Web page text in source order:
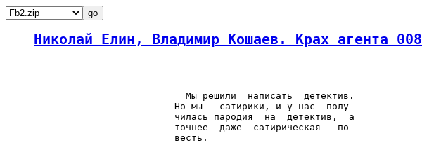
Николай Елин, Владимир Кошаев. Крах агента 008
                                Мы решили  написать  детектив.
                              Но мы - сатирики, и у нас  полу
                              чилась пародия  на  детектив,  а
                              точнее  даже  сатирическая   по
                              весть.